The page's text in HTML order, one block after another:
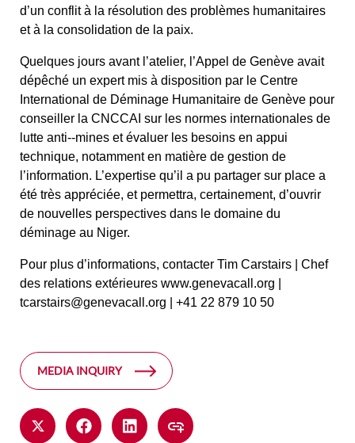
d’un conflit à la résolution des problèmes humanitaires
et à la consolidation de la paix.
Quelques jours avant l’atelier, l’Appel de Genève avait
dépêché un expert mis à disposition par le Centre
International de Déminage Humanitaire de Genève pour
conseiller la CNCCAI sur les normes internationales de
lutte anti-­‐mines et évaluer les besoins en appui
technique, notamment en matière de gestion de
l’information. L’expertise qu’il a pu partager sur place a
été très appréciée, et permettra, certainement, d’ouvrir
de nouvelles perspectives dans le domaine du
déminage au Niger.
Pour plus d’informations, contacter Tim Carstairs | Chef
des relations extérieures www.genevacall.org |
tcarstairs@genevacall.org | +41 22 879 10 50
MEDIA INQUIRY